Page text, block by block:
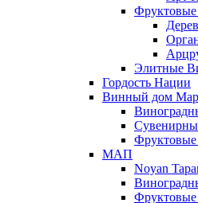
Фруктовые
Элитные
Гордость Нации
Винный дом
МАП
Noyan